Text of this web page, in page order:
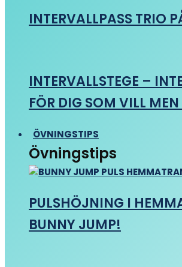
INTERVALLPASS TRIO
INTERVALLSTEGE –
FÖR DIG SOM VILL MEN
ÖVNINGSTIPS
Övningstips
PULSHÖJNING I
BUNNY JUMP!